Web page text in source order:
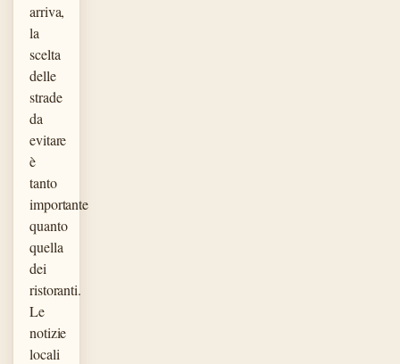
arriva,
la
scelta
delle
strade
da
evitare
è
tanto
importante
quanto
quella
dei
ristoranti.
Le
notizie
locali